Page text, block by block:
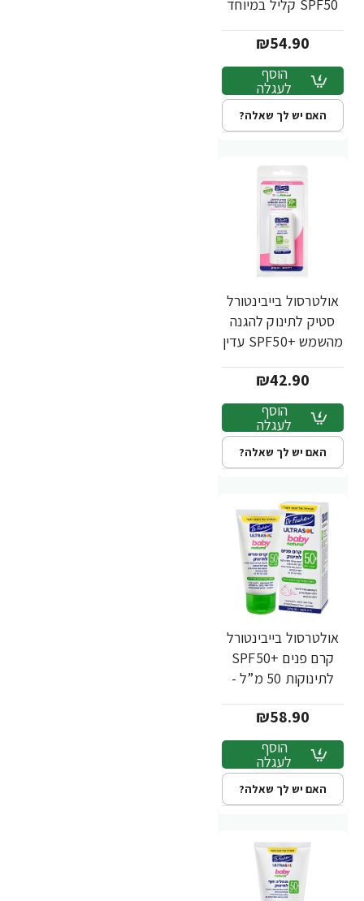
SPF50 קליל במיוחד
ד"ר פישר
₪54.90
הוסף
לעגלה
האם יש לך שאלה?
אולטרסול בייבינטורל
סטיק לתינוק להגנה
מהשמש +SPF50 עדין
₪42.90
הוסף
לעגלה
האם יש לך שאלה?
אולטרסול בייבינטורל
קרם פנים +SPF50
לתינוקות 50 מ”ל -
₪58.90
הוסף
לעגלה
האם יש לך שאלה?